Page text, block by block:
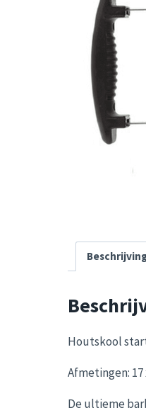
Houtskool
Afmetingen: 17
De ultieme